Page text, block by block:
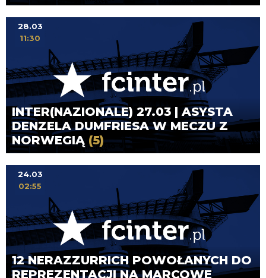
INTER(NAZIONALE) 27.03 | ASYSTA
DENZELA DUMFRIESA W MECZU Z
NORWEGIĄ (5)
28.03
11:30
12 NERAZZURRICH POWOŁANYCH DO
REPREZENTACJI NA MARCOWE
24.03
02:55